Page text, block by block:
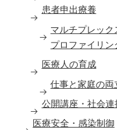
患者申出療養
マルチプレッ
プロファイリ
医療人の育成
仕事と家庭の
公開講座・社会連
医療安全・感染制御